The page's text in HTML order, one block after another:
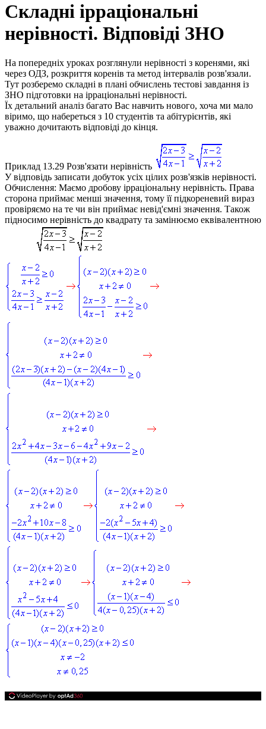
Складні ірраціональні
нерівності. Відповіді ЗНО
На попередніх уроках розглянули нерівності з коренями, які
через ОДЗ, розкриття коренів та метод інтервалів розв'язали.
Тут розберемо складні в плані обчислень тестові завдання із
ЗНО підготовки на ірраціональні нерівності.
Їх детальний аналіз багато Вас навчить нового, хоча ми мало
віримо, що набереться з 10 студентів та абітурієнтів, які
уважно дочитають відповіді до кінця.
Приклад 13.29 Розв'язати нерівність
У відповідь записати добуток усіх цілих розв'язків нерівності.
Обчислення: Маємо дробову ірраціональну нерівність. Права
сторона приймає менші значення, тому її підкореневий вираз
провіряємо на те чи він приймає невід'ємні значення. Також
підносимо нерівність до квадрату та замінюємо еквівалентною